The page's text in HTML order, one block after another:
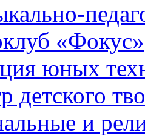
«Фокус»
юных
детского
и